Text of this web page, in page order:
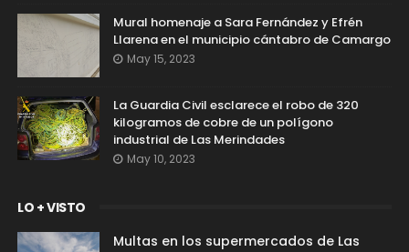
Mural homenaje a Sara Fernández y Efrén
Llarena en el municipio cántabro de Camargo
May 15, 2023
La Guardia Civil esclarece el robo de 320
kilogramos de cobre de un polígono
industrial de Las Merindades
May 10, 2023
LO + VISTO
Multas en los supermercados de Las